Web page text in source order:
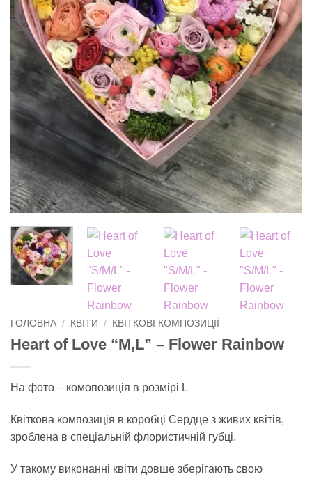
ГОЛОВНА / КВІТИ / КВІТКОВІ КОМПОЗИЦІЇ
Heart of Love “M,L” – Flower Rainbow
На фото – комопозиція в розмірі L
Квіткова композиція в коробці Сердце з живих квітів,
зроблена в спеціальній флористичній губці.
У такому виконанні квіти довше зберігають свою